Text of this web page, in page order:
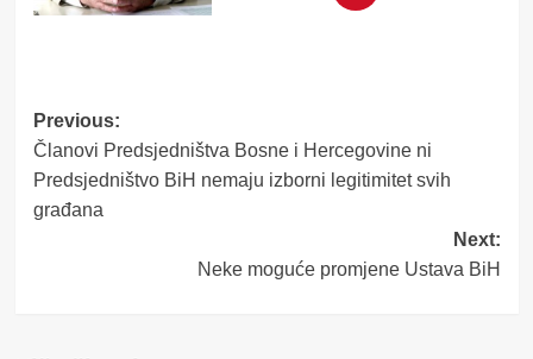
Post
navigation
Previous:
Članovi Predsjedništva Bosne i Hercegovine ni
Predsjedništvo BiH nemaju izborni legitimitet svih
građana
Next:
Neke moguće promjene Ustava BiH